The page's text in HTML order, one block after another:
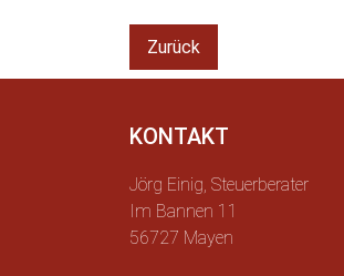
Zurück
KONTAKT
Jörg Einig, Steuerberater
Im Bannen 11
56727 Mayen